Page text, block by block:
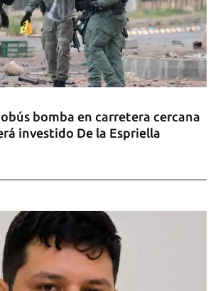
bomba en carretera cercana
investido De la Espriella